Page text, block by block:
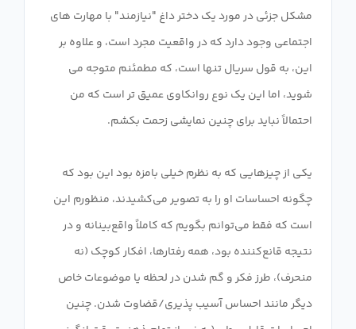
مشکل جزئی در مورد یک دختر داغ "نیازمند" با مهارت های
اجتماعی وجود دارد که در واقعیت مجرد است، و علاوه بر
این، به قول سریال تنها است، که مطمئنم متوجه می
شوید، اما این یک نوع روانکاوی عمیق تر است که من
یکی از چیزهایی که به نظرم خیلی بامزه بود این بود که
چگونه احساسات او را به تصویر می‌کشیدند، منظورم این
است که فقط می‌توانم بگویم که کاملاً واقع‌بینانه و در
نتیجه قانع‌کننده بود، همه رفتارها، افکار کوچک (نه
منحرف)، طرز فکر و گم شدن در لحظه یا موضوعات خاص
دیگر مانند احساس آسیب پذیری/قضاوت شدن. چنین